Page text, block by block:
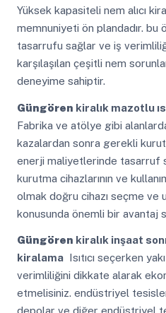
Yüksek kapasiteli nem alıcı
memnuniyeti ön plandadır.
tasarrufu sağlar ve iş
karşılaşılan çeşitli nem
deneyime sahiptir.
Güngören kiralık mazotlu
Fabrika ve atölye gibi
kazalardan sonra gerekli
enerji maliyetlerinde tasarruf
kurutma cihazlarının ve
olmak doğru cihazı seçme ve
konusunda önemli bir avantaj
Güngören kiralık inşaat
kiralamaIsıtıcı seçerken
verimliliğini dikkate alarak
etmelisiniz. endüstriyel